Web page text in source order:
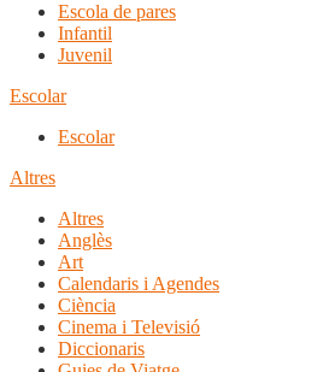
Escola de pares
Infantil
Juvenil
Escolar
Escolar
Altres
Altres
Anglès
Art
Calendaris i Agendes
Ciència
Cinema i Televisió
Diccionaris